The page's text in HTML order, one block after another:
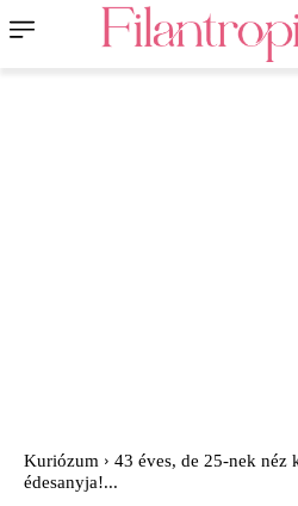
Kuriózum
43 éves, de 25-nek néz
édesanyja!...